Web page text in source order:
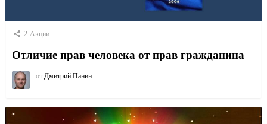
2 Акции
Отличие прав человека от прав гражданина
от Дмитрий Панин